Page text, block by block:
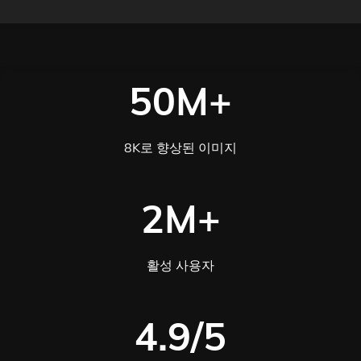
50M+
8K로 향상된 이미지
2M+
활성 사용자
4.9/5